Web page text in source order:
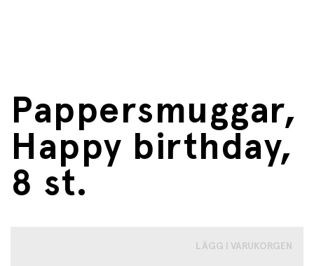
Pappersmuggar,
Happy birthday,
8 st.
LÄGG I VARUKORGEN